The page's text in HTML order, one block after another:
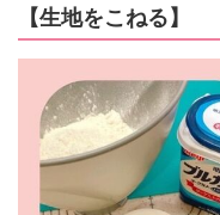
【生地をこねる】